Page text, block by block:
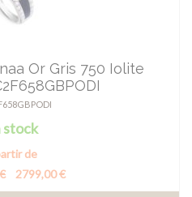
Or Gris 750 Iolite
stock
de
2799,00 €